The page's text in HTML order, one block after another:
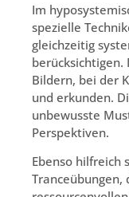
Im
spezielle
gleichzeitig
Bildern, bei der
und erkunden.
unbewusste
Perspektiven.
Ebenso hilfreich
Tranceübungen,